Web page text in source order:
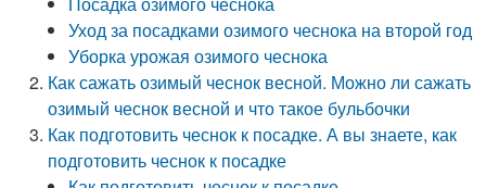
Уход за посадками озимого чеснока на второй год
Уборка урожая озимого чеснока
Как сажать озимый чеснок весной. Можно ли сажать
озимый чеснок весной и что такое бульбочки
Как подготовить чеснок к посадке. А вы знаете, как
подготовить чеснок к посадке